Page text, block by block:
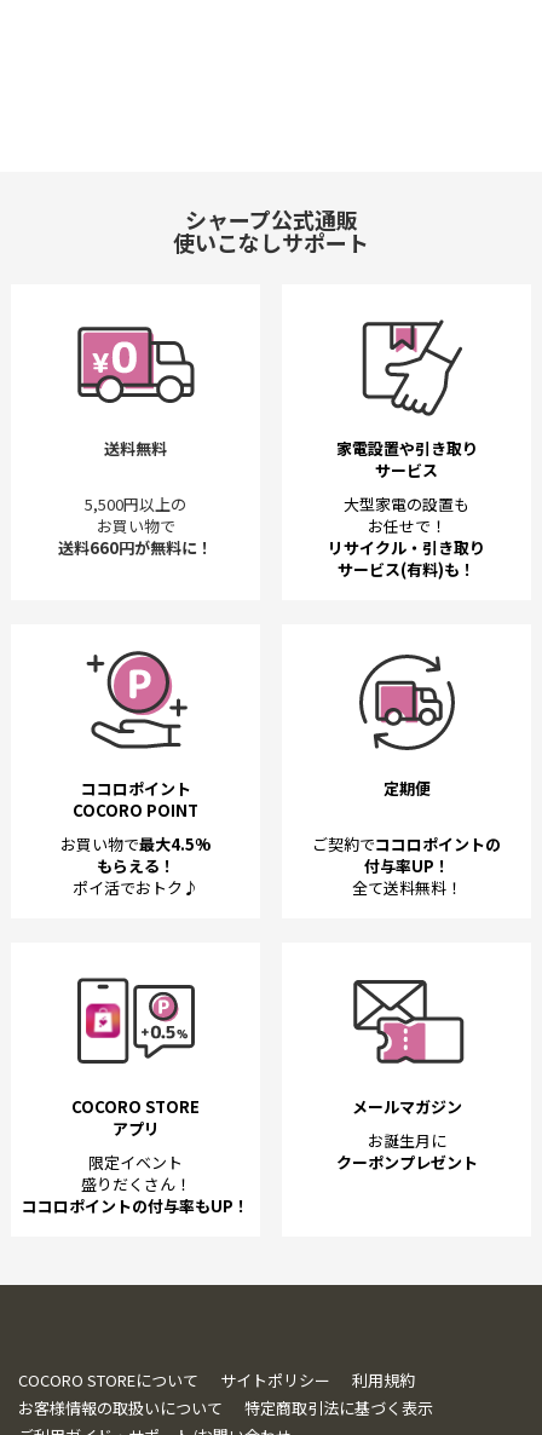
シャープ公式通販
使いこなしサポート
送料無料
5,500円以上の
お買い物で
送料660円が無料に！
家電設置や引き取り
サービス
大型家電の設置も
お任せで！
リサイクル・引き取り
サービス(有料)も！
ココロポイント
COCORO POINT
お買い物で最大4.5%
もらえる！
ポイ活でおトク♪
定期便
ご契約でココロポイントの
付与率UP！
全て送料無料！
COCORO STORE
アプリ
限定イベント
盛りだくさん！
ココロポイントの付与率もUP！
メールマガジン
お誕生月に
クーポンプレゼント
COCORO STOREについて サイトポリシー
利用規約
お客様情報の取扱いについて
特定商取引法に基づく表示